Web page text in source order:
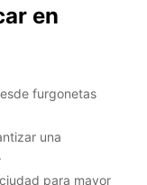
en
furgonetas
una
para mayor